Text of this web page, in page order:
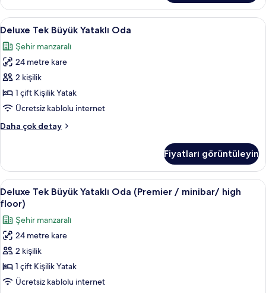
Oda
(Standard)
hakkında
fazla
detay
Deluxe
Tek
Büyük
Yataklı
Oda
için
tüm
görün
Kaliteli yatak takımı, kuştüyü yorgan,
10
Deluxe Tek Büyük Yataklı Oda
Şehir manzaralı
24 metre kare
2 kişilik
1 çift Kişilik Yatak
Ücretsiz kablolu internet
Daha çok detay
Deluxe
Oda
hakkında
daha
fazla
detay
Fiyatları görüntüleyin
Deluxe
Tek
Büyük
Yataklı
Oda
(Premier
/
minibar/
Kaliteli yatak takımı, kuştüyü yorgan,
11
Deluxe Tek Büyük Yataklı Oda (Premier / minibar/ high
floor)
Şehir manzaralı
24 metre kare
2 kişilik
1 çift Kişilik Yatak
Ücretsiz kablolu internet